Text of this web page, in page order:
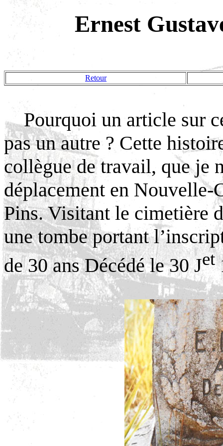
Ernest
Retour
Pourquoi un article sur
pas un autre ? Cette
collègue de travail, que je
déplacement en Nouvelle-
Pins. Visitant le cimetière
une tombe portant
de 30 ans Décédé le 30 Jet